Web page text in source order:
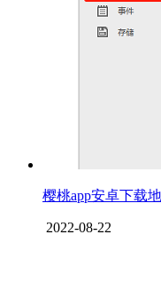
樱桃app安卓下载地
2022-08-22